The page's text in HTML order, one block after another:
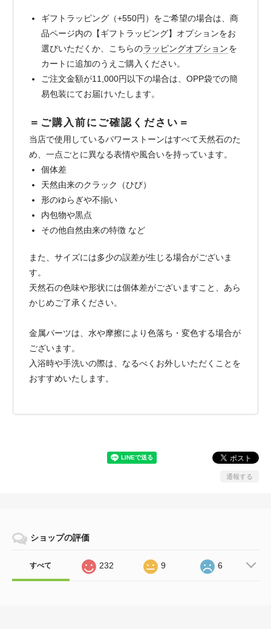
ギフトラッピング（+550円）をご希望の場合は、商
品ページ内の【ギフトラッピング】オプションをお
選びいただくか、こちらのラッピングオプションを
カートに追加のうえご購入ください。
ご注文金額が11,000円以下の場合は、OPP袋での簡
易包装にてお届けいたします。
＝ご購入前にご確認ください＝
当店で使用しているパワーストーンはすべて天然石のた
め、一点ごとに異なる表情や風合いを持っています。
個体差
天然由来のクラック（ひび）
形のゆらぎや不揃い
内包物や黒点
その他自然由来の特徴 など
また、サイズには多少の誤差が生じる場合がございま
す。
天然石の色味や形状には個体差がございますこと、あら
かじめご了承ください。
金属パーツは、水や摩擦により色落ち・変色する場合が
ございます。
入浴時や手洗いの際は、なるべくお外しいただくことを
おすすめいたします。
通報する
ショップの評価
すべて 232 9 6